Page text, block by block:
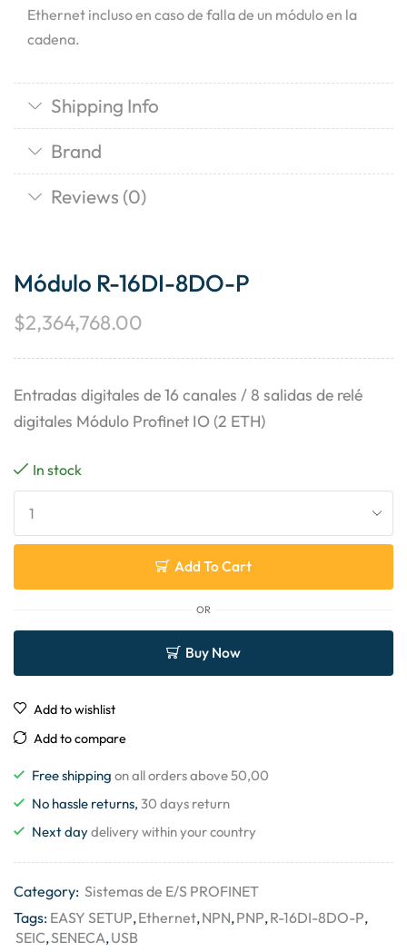
Ethernet incluso en caso de falla de un módulo en la
cadena.
Shipping Info
Brand
Reviews (0)
Módulo R-16DI-8DO-P
$2,364,768.00
Entradas digitales de 16 canales / 8 salidas de relé
digitales Módulo Profinet IO (2 ETH)
In stock
Add To Cart
OR
Buy Now
Add to wishlist
Add to compare
Free shipping on all orders above 50,00
No hassle returns, 30 days return
Next daydelivery within your country
Category: Sistemas de E/S PROFINET
Tags: EASY SETUP,Ethernet,NPN,PNP,R-16DI-8DO-P,
SEIC,SENECA,USB